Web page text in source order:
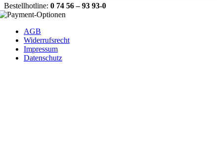
Bestellhotline: 0 74 56 – 93 93-0
AGB
Widerrufsrecht
Impressum
Datenschutz